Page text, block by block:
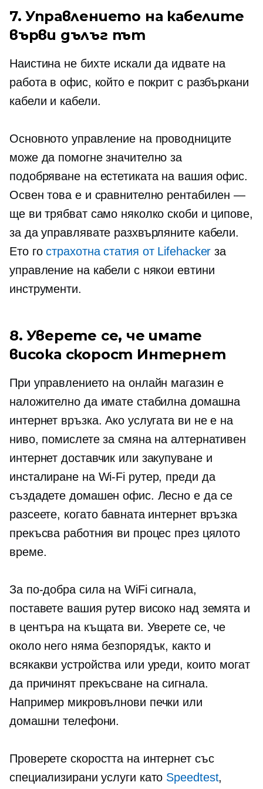
7. Управлението на кабелите
върви дълъг път
Наистина не бихте искали да идвате на
работа в офис, който е покрит с разбъркани
кабели и кабели.
Основното управление на проводниците
може да помогне значително за
подобряване на естетиката на вашия офис.
Освен това е и сравнително рентабилен —
ще ви трябват само няколко скоби и ципове,
за да управлявате разхвърляните кабели.
Ето гострахотна статия от Lifehacker за
управление на кабели с някои евтини
инструменти.
8. Уверете се, че имате
висока скорост Интернет
При управлението на онлайн магазин е
наложително да имате стабилна домашна
интернет връзка. Ако услугата ви не е на
ниво, помислете за смяна на алтернативен
интернет доставчик или закупуване и
инсталиране на Wi-Fi рутер, преди да
създадете домашен офис. Лесно е да се
разсеете, когато бавната интернет връзка
прекъсва работния ви процес през цялото
време.
За по-добра сила на WiFi сигнала,
поставете вашия рутер високо над земята и
в центъра на къщата ви. Уверете се, че
около него няма безпорядък, както и
всякакви устройства или уреди, които могат
да причинят прекъсване на сигнала.
Например микровълнови печки или
домашни телефони.
Проверете скоростта на интернет със
специализирани услуги като Speedtest,